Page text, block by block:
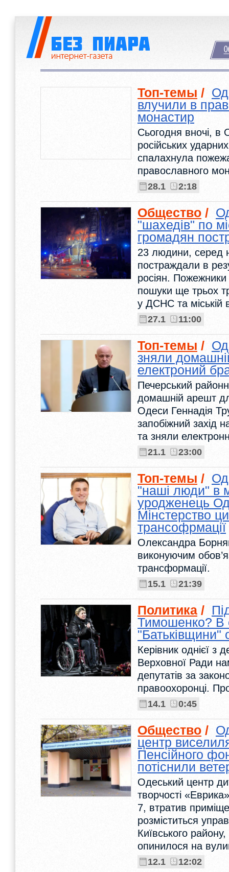
Топ-темы /
влучили в
монастир
Сьогодня вночі, в
російських
спалахнула
православного
28.1 2:18
Общество /
"шахедів" по
громадян
23 людини, серед
постраждали в
росіян.
пошуки ще трьох
у ДСНС та міській
27.1 11:00
Топ-темы /
зняли
електроний
Печерський
домашній арешт
Одеси Геннадія
запобіжний захід
та зняли
21.1 23:00
Топ-темы /
"наші люди" в
уродженець
Мінстерство
трансофрмації
Олександра
виконуючим
трансформації.
15.1 21:39
Политика /
Тимошенко? В
"Батьківщини"
Керівник однієї з
Верховної Ради
депутатів за
правоохоронці.
14.1 0:45
Общество /
центр
Пенсійного
потіснили
Одеський центр
творчості
7, втратив
розміститься
Київського
опинилося на
12.1 12:02